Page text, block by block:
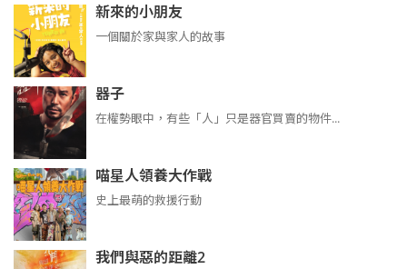
新來的小朋友
一個關於家與家人的故事
器子
在權勢眼中，有些「人」只是器官買賣的物件...
喵星人領養大作戰
史上最萌的救援行動
我們與惡的距離2